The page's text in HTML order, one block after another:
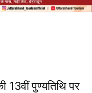
13वीं पुण्यतिथि पर